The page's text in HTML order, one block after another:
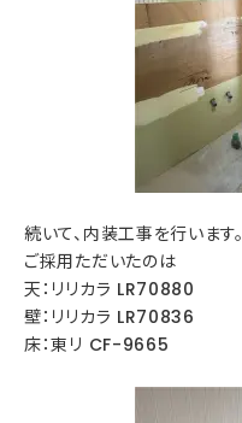
続いて、内装工事を行います。
ご採用ただいたのは
天：リリカラ LR70880
壁：リリカラ LR70836
床：東リ CF-9665